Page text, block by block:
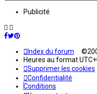
Publicité
Index du forum
Heures au format
Supprimer les cookies
Confidentialité
Conditions